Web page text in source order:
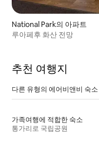
National Park의 아파트
루아페후 화산 전망
추천 여행지
다른 유형의 에어비앤비 숙소
가족여행에 적합한 숙소
통가리로 국립공원